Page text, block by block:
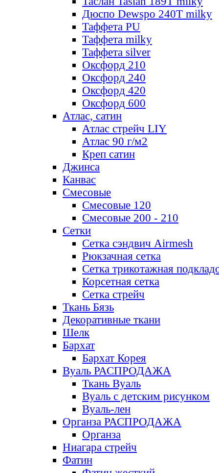
Дюспо Dewspo 240T milky
Таффета PU
Таффета milky
Таффета silver
Оксфорд 210
Оксфорд 240
Оксфорд 420
Оксфорд 600
Атлас, сатин
Атлас стрейч LIY
Атлас 90 г/м2
Креп сатин
Джинса
Канвас
Смесовые
Смесовые 120
Смесовые 200 - 210
Сетки
Сетка сэндвич Airmesh
Рюкзачная сетка
Сетка трикотажная
Корсетная сетка
Сетка стрейч
Ткань Бязь
Декоративные ткани
Шелк
Бархат
Бархат Корея
Вуаль РАСПРОДАЖА
Ткань Вуаль
Вуаль с детским рисунком
Вуаль-лен
Органза РАСПРОДАЖА
Органза
Ниагара стрейч
Фатин